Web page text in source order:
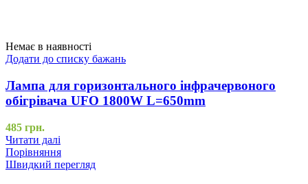
Немає в наявності
Додати до списку бажань
Лампа для горизонтального інфрачервоного
обігрівача UFO 1800W L=650mm
485 грн.
Читати далі
Порівняння
Швидкий перегляд